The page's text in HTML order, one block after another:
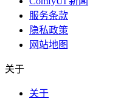
服务条款
隐私政策
网站地图
关于
关于